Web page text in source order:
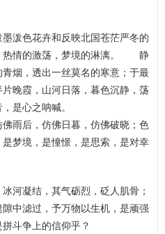
泼色花卉和反映北国苍茫严冬的
情的激荡，梦境的淋漓。
静
烟，透出一丝莫名的寒意；于最
晚霞，山河日落，暮色沉静，荡
是心之呐喊。
雨后，仿佛日暮，仿佛破晓；色
梦境，是憧憬，是思索，是对幸
凝结，其气砺烈，砭人肌骨；
中滤过，予万物以生机，是顽强
斗争上的信仰乎？